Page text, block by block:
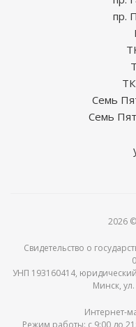
пр.
Семь
Семь
2026
Свидетельство о
УНП 193160414,
Минск,
Интернет-
Режим работы: c 9:00 до